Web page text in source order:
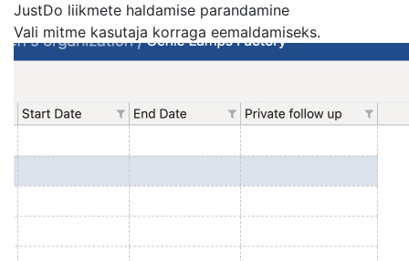
JustDo liikmete haldamise parandamine
Vali mitme kasutaja korraga eemaldamiseks.